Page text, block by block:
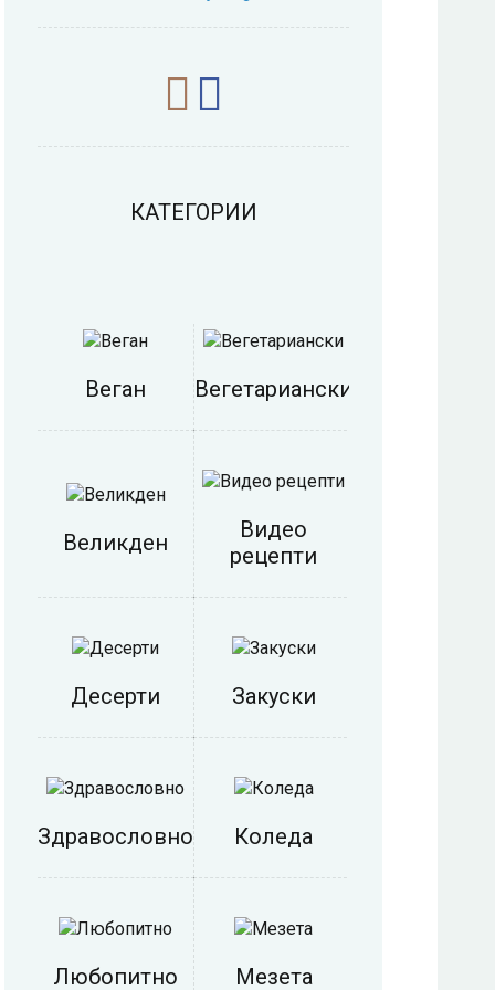
КАТЕГОРИИ
Веган Вегетариански
Великден
Видео
рецепти
Десерти Закуски
Здравословно Коледа
Любопитно Мезета